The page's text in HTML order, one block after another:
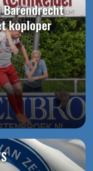
koploper